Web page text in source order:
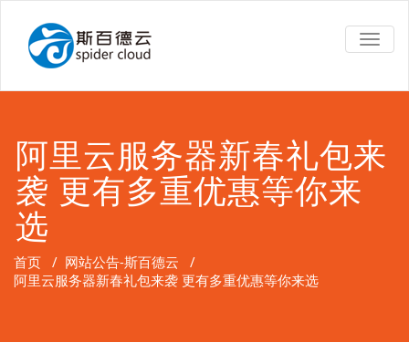
阿里云服务器新春礼包来
袭 更有多重优惠等你来
选
首页 / 网站公告-斯百德云 /
阿里云服务器新春礼包来袭 更有多重优惠等你来选